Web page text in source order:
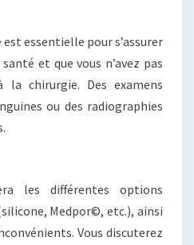
essentielle pour s’assurer
et que vous n’avez pas
la chirurgie. Des examens
ou des radiographies
les différentes options
Medpor©, etc.), ainsi
Vous discuterez